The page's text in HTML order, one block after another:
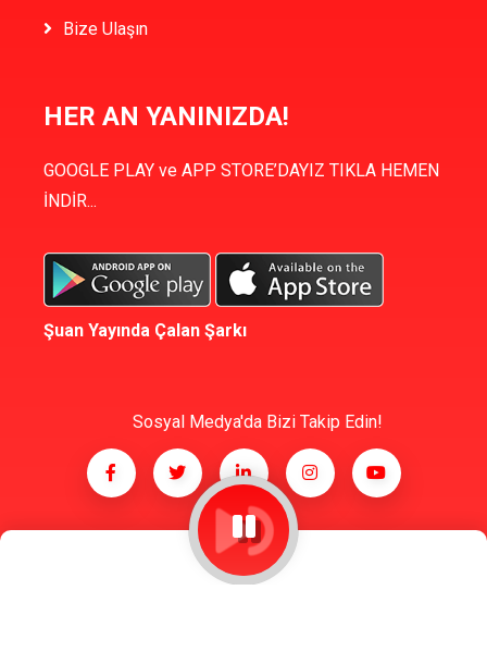
Bize Ulaşın
HER AN YANINIZDA!
GOOGLE PLAY ve APP STORE’DAYIZ TIKLA HEMEN
İNDİR...
Şuan Yayında Çalan Şarkı
Sosyal Medya'da Bizi Takip Edin!